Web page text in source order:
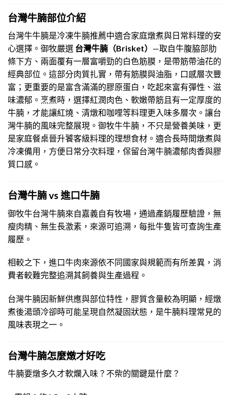
台灣牛腩部位介紹
台灣牛牛腩是冷凍牛腩推薦中適合家庭燉煮與日常料理的安
心選擇。御牧嚴選 台灣牛腩（Brisket） —取自牛腹脇部肋
條下方、兩面覆有一層富嚼勁的白色筋膜，是帶筋帶油花的
經典部位。這部分肉質扎實，帶有筋膜與油脂，口感層次豐
富；更重要的是富含滿滿的膠原蛋白，吃起來富有彈性、滋
味濃郁。烹煮時，選擇紅潤肉色、 軟嫩帶筋且有一定厚度的
牛腩，才能讓紅燒、清燉和咖哩等料理更入味多層次。讓台
灣牛腩的風味完整展現。御牧牛牛腩，不只是營養美味，更
是家庭餐桌晉升饕客級料理的理想食材。適合長時間燉煮與
冷凍備用，方便日常分次料理，保留台灣牛腩濃郁肉香與膠
質口感。
台灣牛腩 vs 進口牛腩
御牧牛台灣牛腩來自嘉義自有牧場，通過產銷履歷驗證，無
瘦肉精、無生長激素，來源可追溯，每批牛隻皆可查詢生產
履歷。
相較之下，進口牛肉來源依不同國家與規範而有所差異，消
費者較難完整追溯其飼養與生產過程。
台灣牛腩因新鮮供應與部位特性，膠質含量較為明顯，經燉
煮後湯頭冷卻時可能呈現自然凝固狀態，是牛腩料理常見的
風味表現之一。
台灣牛腩怎麼燉才好吃
牛腩要燉多久才軟爛入味？不柴的關鍵是什麼？